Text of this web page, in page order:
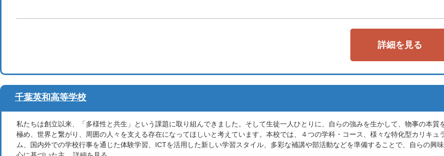
詳細を見る
千葉英和高等学校
私たちは創立以来、「多様性と共生」という課題に取り組んできました。そして生徒一人ひとりに、自らの強みを生かして、物事の本質
極め、世界と繋がり、周囲の人々を支える存在になってほしいと考えています。本校では、４つの学科・コース、様々な特化型カリキュ
ム、国内外での学校行事を通じた体験学習、ICTを活用した新しい学習スタイル、多彩な補講や部活動などを準備することで、自らの興